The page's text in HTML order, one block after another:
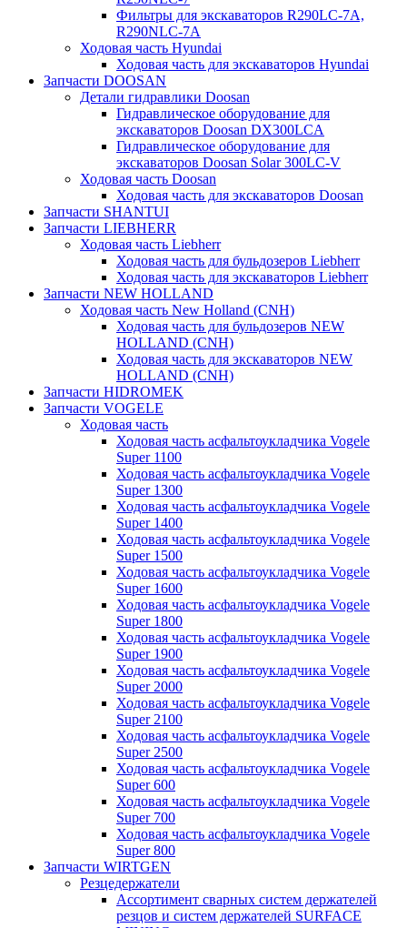
Фильтры для экскаваторов R290LC-7A,
R290NLC-7A
Ходовая часть Hyundai
Ходовая часть для экскаваторов Hyundai
Запчасти DOOSAN
Детали гидравлики Doosan
Гидравлическое оборудование для
экскаваторов Doosan DX300LCA
Гидравлическое оборудование для
экскаваторов Doosan Solar 300LC-V
Ходовая часть Doosan
Ходовая часть для экскаваторов Doosan
Запчасти SHANTUI
Запчасти LIEBHERR
Ходовая часть Liebherr
Ходовая часть для бульдозеров Liebherr
Ходовая часть для экскаваторов Liebherr
Запчасти NEW HOLLAND
Ходовая часть New Holland (CNH)
Ходовая часть для бульдозеров NEW
HOLLAND (CNH)
Ходовая часть для экскаваторов NEW
HOLLAND (CNH)
Запчасти HIDROMEK
Запчасти VOGELE
Ходовая часть
Ходовая часть асфальтоукладчика Vogele
Super 1100
Ходовая часть асфальтоукладчика Vogele
Super 1300
Ходовая часть асфальтоукладчика Vogele
Super 1400
Ходовая часть асфальтоукладчика Vogele
Super 1500
Ходовая часть асфальтоукладчика Vogele
Super 1600
Ходовая часть асфальтоукладчика Vogele
Super 1800
Ходовая часть асфальтоукладчика Vogele
Super 1900
Ходовая часть асфальтоукладчика Vogele
Super 2000
Ходовая часть асфальтоукладчика Vogele
Super 2100
Ходовая часть асфальтоукладчика Vogele
Super 2500
Ходовая часть асфальтоукладчика Vogele
Super 600
Ходовая часть асфальтоукладчика Vogele
Super 700
Ходовая часть асфальтоукладчика Vogele
Super 800
Запчасти WIRTGEN
Резцедержатели
Ассортимент сварных систем держателей
резцов и систем держателей SURFACE